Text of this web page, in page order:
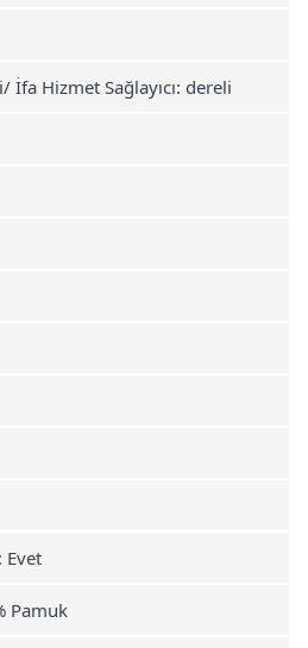
İfa Hizmet Sağlayıcı: dereli
Evet
Pamuk